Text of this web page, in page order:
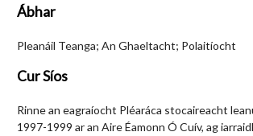
Ábhar
Pleanáil Teanga; An Ghaeltacht; Polaitíocht
Cur Síos
Rinne an eagraíocht Pléaráca stocaireacht
1997-1999 ar an Aire Éamonn Ó Cuív, ag